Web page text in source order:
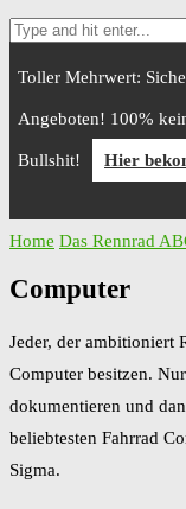
Toller Mehrwert:
Angeboten! 100%
Bullshit! Hier
Home Das Rennrad
Computer
Jeder, der ambitioniert
Computer besitzen.
dokumentieren und
beliebtesten Fahrrad
Sigma.